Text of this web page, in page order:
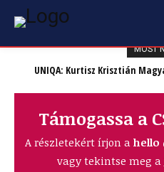
MOST
UNIQA: Kurtisz Krisztián
Támogassa a
A részletekért írjon a hello
vagy tekintse meg a